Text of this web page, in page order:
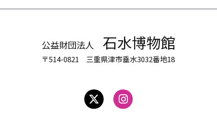
公益財団法人 石水博物館
〒514-0821 三重県津市垂水3032番地18